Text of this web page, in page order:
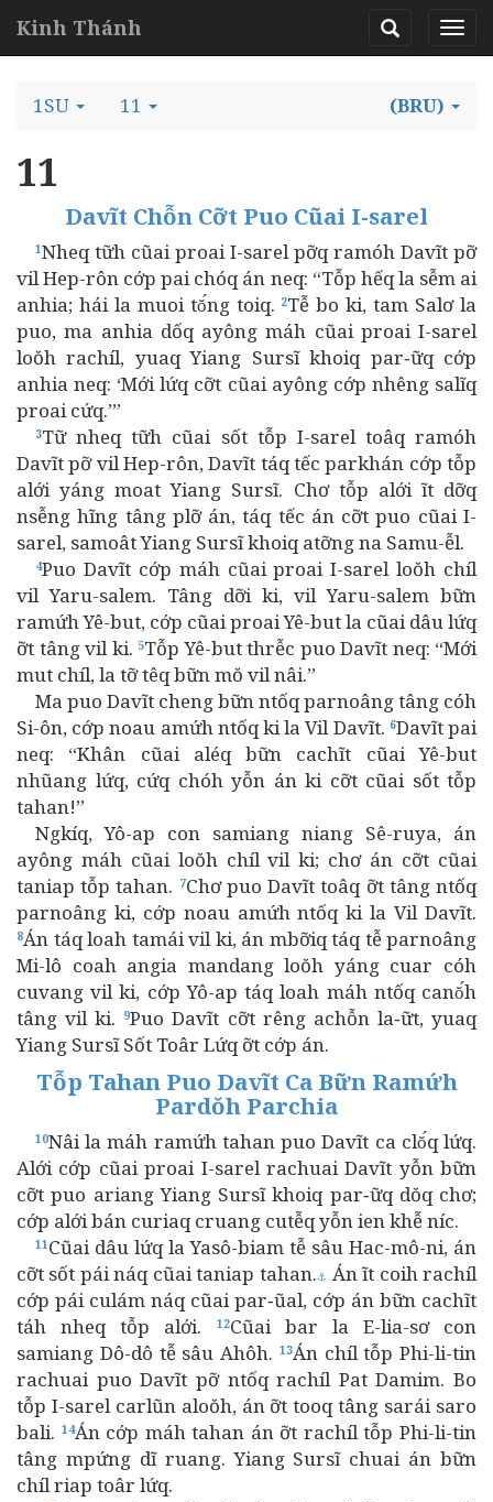
Kinh Thánh
1SU 11 (BRU)
11
Davĩt Chỗn Cỡt Puo Cũai I-sarel
1Nheq tữh cũai proai I-sarel pỡq ramóh Davĩt pỡ
vil Hep-rôn cớp pai chóq án neq: “Tỗp hếq la sễm ai
anhia; hái la muoi tŏ́ng toiq. 2Tễ bo ki, tam Salơ la
puo, ma anhia dốq ayông máh cũai proai I-sarel
loŏh rachíl, yuaq Yiang Sursĩ khoiq par‑ữq cớp
anhia neq: ‘Mới lứq cỡt cũai ayông cớp nhêng salĩq
proai cứq.’”
3Tữ nheq tữh cũai sốt tỗp I-sarel toâq ramóh
Davĩt pỡ vil Hep-rôn, Davĩt táq tếc parkhán cớp tỗp
alới yáng moat Yiang Sursĩ. Chơ tỗp alới ĩt dỡq
nsễng hĩng tâng plỡ án, táq tếc án cỡt puo cũai I-
sarel, samoât Yiang Sursĩ khoiq atỡng na Samu-ễl.
4Puo Davĩt cớp máh cũai proai I-sarel loŏh chíl
vil Yaru-salem. Tâng dỡi ki, vil Yaru-salem bữn
ramứh Yê-but, cớp cũai proai Yê-but la cũai dâu lứq
ỡt tâng vil ki. 5Tỗp Yê-but thrễc puo Davĩt neq: “Mới
mut chíl, la tỡ têq bữn mŏ vil nâi.”
Ma puo Davĩt cheng bữn ntốq parnoâng tâng cóh
Si-ôn, cớp noau amứh ntốq ki la Vil Davĩt. 6Davĩt pai
neq: “Khân cũai aléq bữn cachĩt cũai Yê-but
nhũang lứq, cứq chóh yỗn án ki cỡt cũai sốt tỗp
tahan!”
Ngkíq, Yô-ap con samiang niang Sê-ruya, án
ayông máh cũai loŏh chíl vil ki; chơ án cỡt cũai
taniap tỗp tahan. 7Chơ puo Davĩt toâq ỡt tâng ntốq
parnoâng ki, cớp noau amứh ntốq ki la Vil Davĩt.
8Án táq loah tamái vil ki, án mbỡiq táq tễ parnoâng
Mi-lô coah angia mandang loŏh yáng cuar cóh
cuvang vil ki, cớp Yô-ap táq loah máh ntốq canŏ́h
tâng vil ki.
9Puo Davĩt cỡt rêng achỗn la‑ữt, yuaq
Yiang Sursĩ Sốt Toâr Lứq ỡt cớp án.
Tỗp Tahan Puo Davĩt Ca Bữn Ramứh
Pardŏh Parchia
10Nâi la máh ramứh tahan puo Davĩt ca clŏ́q lứq.
Alới cớp cũai proai I-sarel rachuai Davĩt yỗn bữn
cỡt puo ariang Yiang Sursĩ khoiq par‑ữq dŏq chơ;
cớp alới bán curiaq cruang cutễq yỗn ien khễ níc.
11Cũai dâu lứq la Yasô-biam tễ sâu Hac-mô-ni, án
cỡt sốt pái náq cũai taniap tahan.⚓ Án ĩt coih rachíl
cớp pái culám náq cũai par‑ũal, cớp án bữn cachĩt
táh nheq tỗp alới.
12Cũai bar la E-lia-sơ con
samiang Dô-dô tễ sâu Ahôh. 13Án chíl tỗp Phi-li-tin
rachuai puo Davĩt pỡ ntốq rachíl Pat Damim. Bo
tỗp I-sarel carlũn aloŏh, án ỡt tooq tâng sarái saro
bali. 14Án cớp máh tahan án ỡt rachíl tỗp Phi-li-tin
tâng mpứng dĩ ruang. Yiang Sursĩ chuai án bữn
chíl riap toâr lứq.